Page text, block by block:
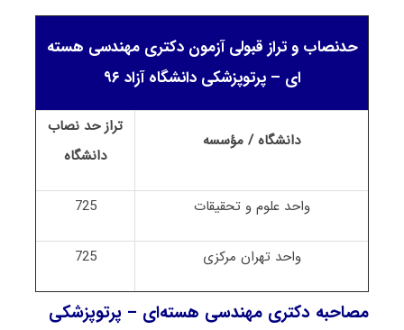
حدنصاب و تراز قبولی آزمون دکتری مهندسی هسته
ای – پرتوپزشکی دانشگاه آزاد ۹۶
دانشگاه / مؤسسه
تراز حد نصاب
دانشگاه
واحد علوم و تحقیقات 725
واحد تهران مرکزی 725
مصاحبه دکتری مهندسی هسته‌ای – پرتوپزشکی